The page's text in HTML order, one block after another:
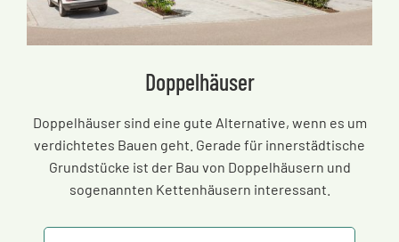
Doppelhäuser
Doppelhäuser sind eine gute Alternative, wenn es um
verdichtetes Bauen geht. Gerade für innerstädtische
Grundstücke ist der Bau von Doppelhäusern und
sogenannten Kettenhäusern interessant.